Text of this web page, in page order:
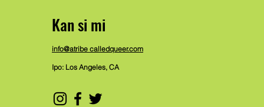
Kan si mi
info@atribe calledqueer.com
Ipo: Los Angeles, CA